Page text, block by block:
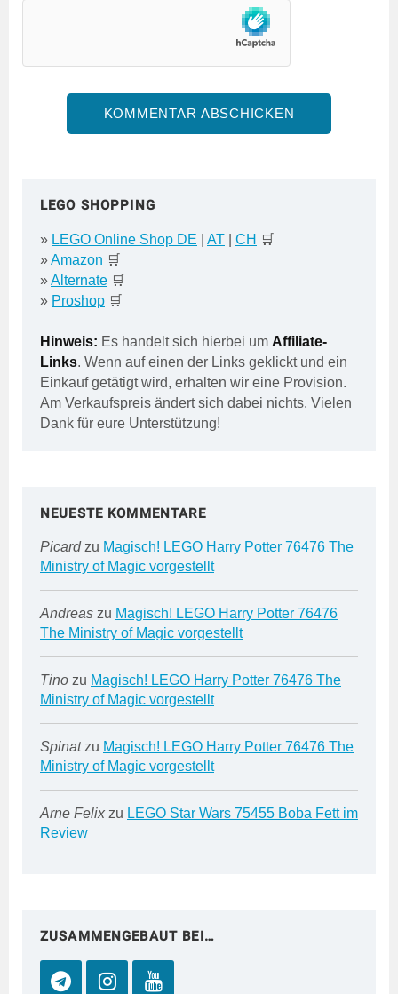
LEGO SHOPPING
» LEGO Online Shop DE AT CH 🛒
»Amazon 🛒
»Alternate 🛒
» Proshop 🛒
Hinweis: Es handelt sich hierbei um Affiliate-
Links. Wenn auf einen der Links geklickt und ein
Einkauf getätigt wird, erhalten wir eine Provision.
Am Verkaufspreis ändert sich dabei nichts. Vielen
Dank für eure Unterstützung!
NEUESTE KOMMENTARE
Picardzu Magisch! LEGO Harry Potter 76476 The
Ministry of Magic vorgestellt
Andreas zu Magisch! LEGO Harry Potter 76476
The Ministry of Magic vorgestellt
Tino zu Magisch! LEGO Harry Potter 76476 The
Ministry of Magic vorgestellt
Spinatzu Magisch! LEGO Harry Potter 76476 The
Ministry of Magic vorgestellt
Arne Felix zu LEGO Star Wars 75455 Boba Fett im
Review
ZUSAMMENGEBAUT BEI…